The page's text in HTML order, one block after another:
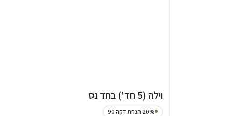
וילה (5 חד') בחד נס
20% הנחת דקה 90